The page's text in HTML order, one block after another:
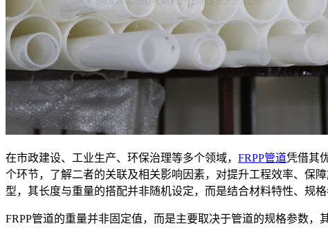
在市政建设、工业生产、环保治理等多个领域， FRPP管道凭借其
个环节，了解二者的关联及相关影响因素，对提升工程效率、保障
型，其长度与重量的搭配并非随机设定，而是结合材料特性、规
FRPP管道的重量并非固定值，而是主要取决于管道的规格参数